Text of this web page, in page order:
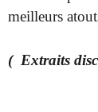
meilleurs
( Extraits